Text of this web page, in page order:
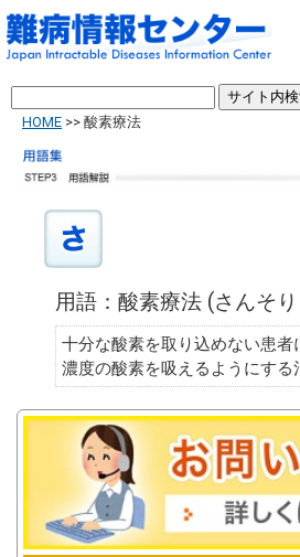
HOME >> 酸素療法
用語：酸素療法 (さんそ
十分な酸素を取り込めない患
濃度の酸素を吸えるようにする